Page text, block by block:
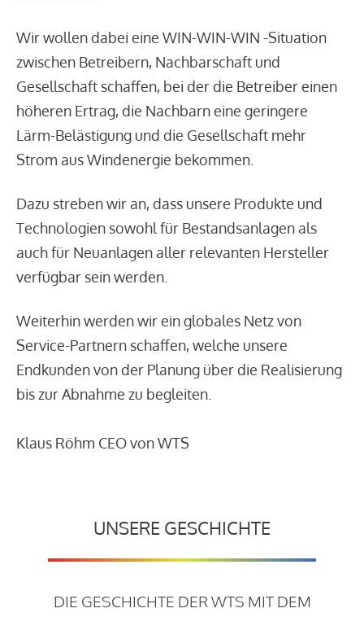
Wir wollen dabei eine WIN-WIN-WIN -Situation
zwischen Betreibern, Nachbarschaft und
Gesellschaft schaffen, bei der die Betreiber einen
höheren Ertrag, die Nachbarn eine geringere
Lärm-Belästigung und die Gesellschaft mehr
Strom aus Windenergie bekommen.
Dazu streben wir an, dass unsere Produkte und
Technologien sowohl für Bestandsanlagen als
auch für Neuanlagen aller relevanten Hersteller
verfügbar sein werden.
Weiterhin werden wir ein globales Netz von
Service-Partnern schaffen, welche unsere
Endkunden von der Planung über die Realisierung
bis zur Abnahme zu begleiten.
Klaus Röhm CEO von WTS
UNSERE GESCHICHTE
DIE GESCHICHTE DER WTS MIT DEM